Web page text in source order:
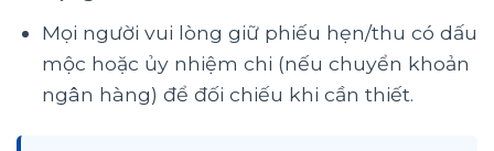
Mọi người vui lòng giữ phiếu hẹn/thu có dấu
mộc hoặc ủy nhiệm chi (nếu chuyển khoản
ngân hàng) để đối chiếu khi cần thiết.